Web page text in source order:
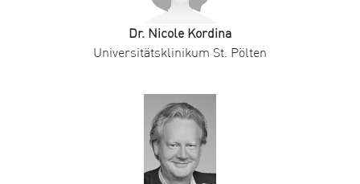
Dr. Nicole Kordina
Universitätsklinikum St. Pölten